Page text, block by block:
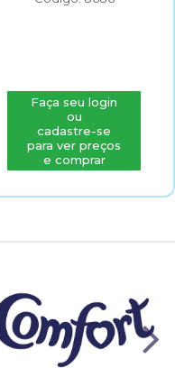
Faça seu login
ou
cadastre-se
para ver preços
e comprar